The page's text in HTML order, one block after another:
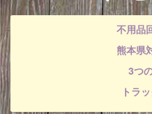
不用品
熊本県
3つ
トラ